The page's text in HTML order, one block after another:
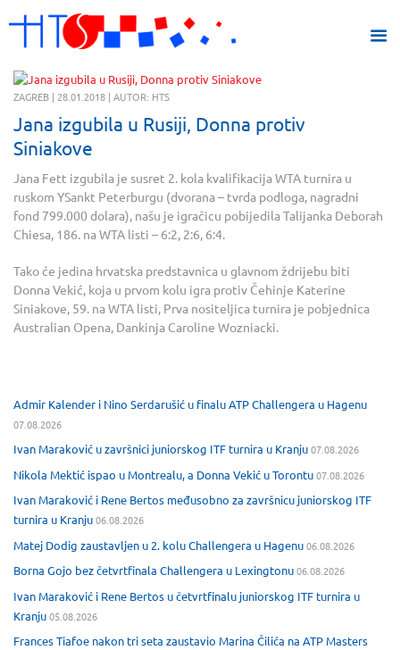
ZAGREB | 28.01.2018 | AUTOR: HTS
Jana izgubila u Rusiji, Donna protiv
Siniakove
Jana Fett izgubila je susret 2. kola kvalifikacija WTA turnira u
ruskom YSankt Peterburgu (dvorana – tvrda podloga, nagradni
fond 799.000 dolara), našu je igračicu pobijedila Talijanka Deborah
Chiesa, 186. na WTA listi – 6:2, 2:6, 6:4.
Tako će jedina hrvatska predstavnica u glavnom ždrijebu biti
Donna Vekić, koja u prvom kolu igra protiv Čehinje Katerine
Siniakove, 59. na WTA listi, Prva nositeljica turnira je pobjednica
Australian Opena, Dankinja Caroline Wozniacki.
Admir Kalender i Nino Serdarušić u finalu ATP Challengera u Hagenu
07.08.2026
Ivan Maraković u završnici juniorskog ITF turnira u Kranju07.08.2026
Nikola Mektić ispao u Montrealu, a Donna Vekić u Torontu07.08.2026
Ivan Maraković i Rene Bertos međusobno za završnicu juniorskog ITF
turnira u Kranju06.08.2026
Matej Dodig zaustavljen u 2. kolu Challengera u Hagenu06.08.2026
Borna Gojo bez četvrtfinala Challengera u Lexingtonu06.08.2026
Ivan Maraković i Rene Bertos u četvrtfinalu juniorskog ITF turnira u
Kranju05.08.2026
Frances Tiafoe nakon tri seta zaustavio Marina Čilića na ATP Masters